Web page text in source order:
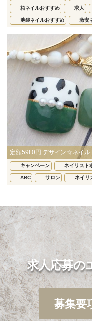
柏ネイルおすすめ 求人
池袋ネイルおすすめ 激安
定額5980円 デザイン☆ネイル
キャンペーン ネイリスト
ABC サロン ネイリ
求人応募の
募集要